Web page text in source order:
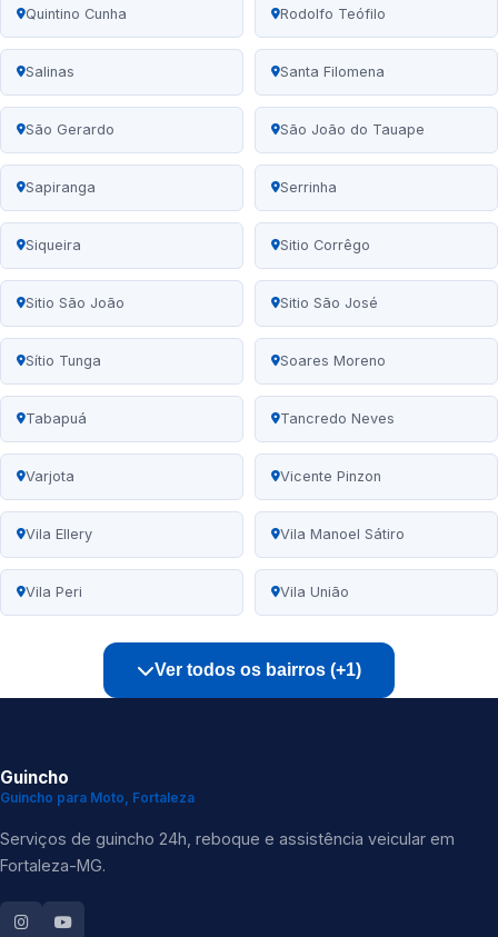
Quintino Cunha Rodolfo Teófilo
Salinas Santa Filomena
São Gerardo São João do Tauape
Sapiranga Serrinha
Siqueira Sitio Corrêgo
Sitio São João Sitio São José
Sítio Tunga Soares Moreno
Tabapuá Tancredo Neves
Varjota Vicente Pinzon
Vila Ellery Vila Manoel Sátiro
Vila Peri Vila União
Ver todos os bairros (+1)
Guincho
Guincho para Moto, Fortaleza
Serviços de guincho 24h, reboque e assistência veicular em
Fortaleza-MG.